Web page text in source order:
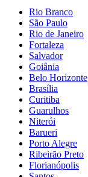
Rio Branco
São Paulo
Rio de Janeiro
Fortaleza
Salvador
Goiânia
Belo Horizonte
Brasília
Curitiba
Guarulhos
Niterói
Barueri
Porto Alegre
Ribeirão Preto
Florianópolis